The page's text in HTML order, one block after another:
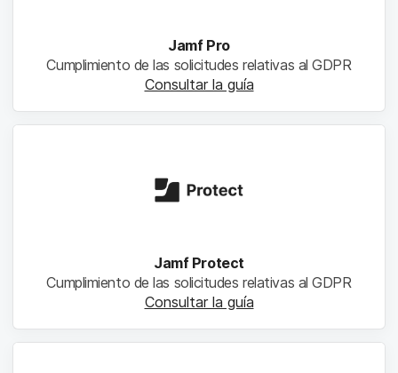
Jamf Pro
Cumplimiento de las solicitudes relativas al GDPR
Consultar la guía
Jamf Protect
Cumplimiento de las solicitudes relativas al GDPR
Consultar la guía